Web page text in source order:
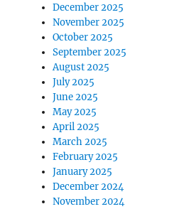
December 2025
November 2025
October 2025
September 2025
August 2025
July 2025
June 2025
May 2025
April 2025
March 2025
February 2025
January 2025
December 2024
November 2024